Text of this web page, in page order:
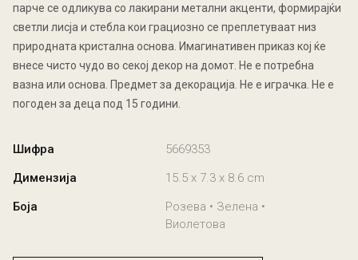
парче се одликува со лакирани метални акценти, формирајќи
светли лисја и стебла кои грациозно се преплетуваат низ
природната кристална основа. Имагинативен приказ кој ќе
внесе чисто чудо во секој декор на домот. Не е потребна
вазна или основа. Предмет за декорација. Не е играчка. Не е
погоден за деца под 15 години.
Шифра
5669353
Димензија
15.5 x 7.3 x 8.6 cm
Боја
Розева • Зелена •
Виолетова